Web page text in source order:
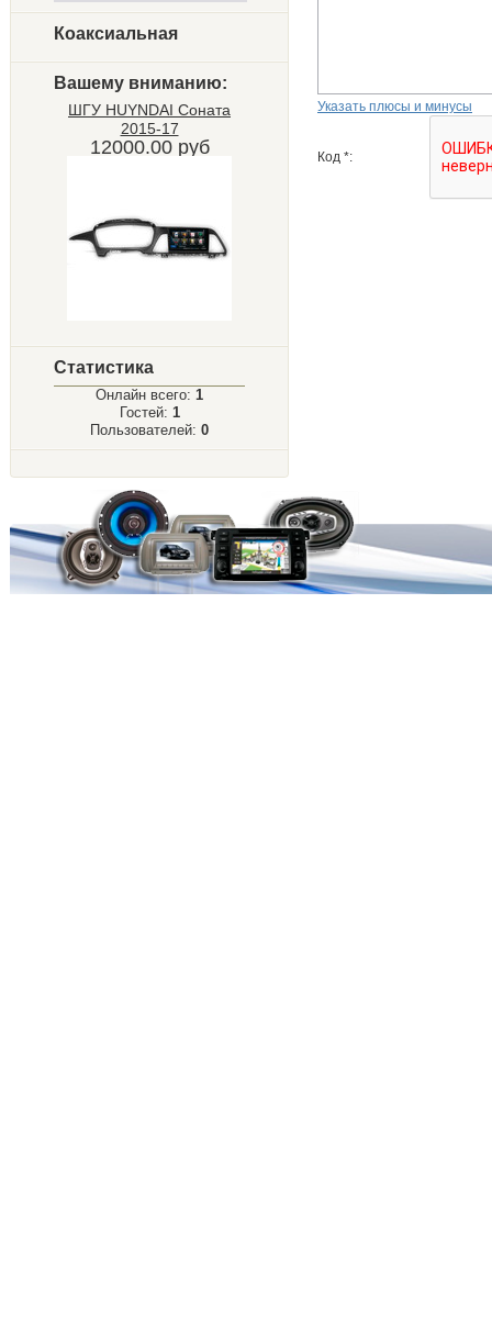
Коаксиальная
Вашему вниманию:
ШГУ HUYNDAI Соната
2015-17
12000.00 руб
Статистика
Онлайн всего: 1
Гостей: 1
Пользователей: 0
Указать плюсы и минусы
Код *: